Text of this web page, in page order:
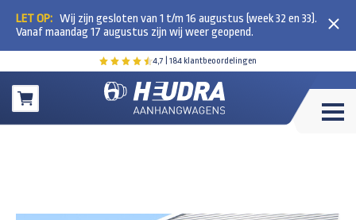
4,7 | 184 klantbeoordelingen
Winkelwagen
LET OP: Wij zijn gesloten van 1 t/m 16 augustus (week 32 en 33).
Vanaf maandag 17 augustus zijn wij weer geopend.